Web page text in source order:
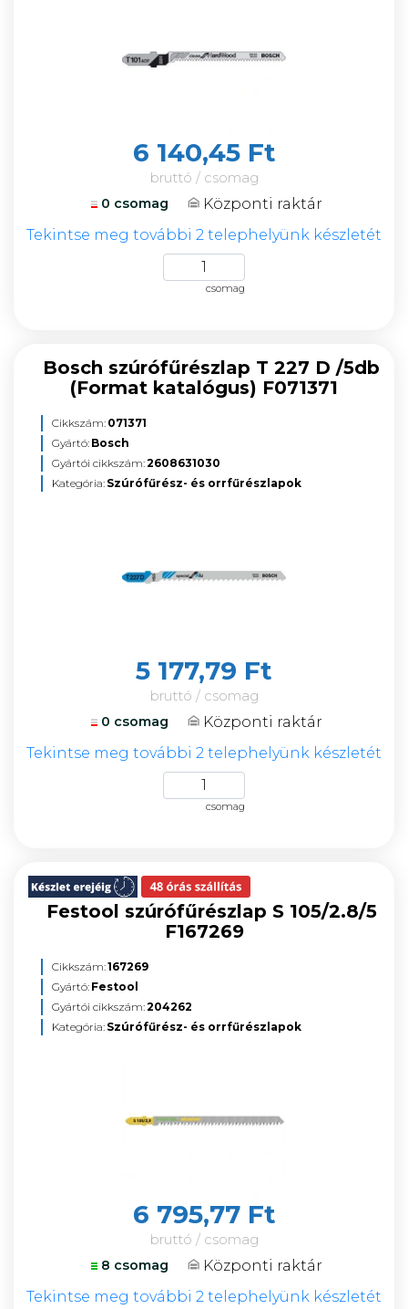
6 140,45 Ft
bruttó / csomag
0 csomag
Központi raktár
Tekintse meg további 2 telephelyünk készletét
csomag
Bosch szúrófűrészlap T 227 D /5db
(Format katalógus) F071371
Cikkszám: 071371
Gyártó: Bosch
Gyártói cikkszám:2608631030
Kategória: Szúrófűrész- és orrfűrészlapok
5 177,79 Ft
bruttó / csomag
0 csomag
Központi raktár
Tekintse meg további 2 telephelyünk készletét
csomag
Festool szúrófűrészlap S 105/2.8/5
F167269
Cikkszám:167269
Gyártó: Festool
Gyártói cikkszám:204262
Kategória: Szúrófűrész- és orrfűrészlapok
6 795,77 Ft
bruttó / csomag
8 csomag
Központi raktár
Tekintse meg további 2 telephelyünk készletét